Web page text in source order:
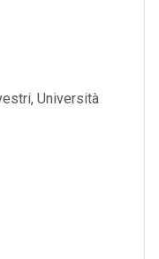
Università